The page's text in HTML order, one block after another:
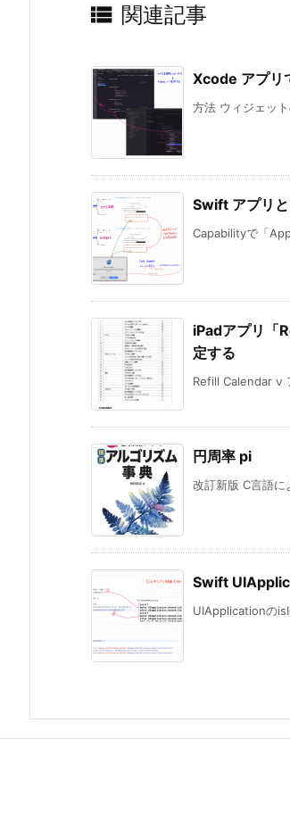
 関連記事
Xcode アプリ
方法 ウィジェッ
Swift アプリ
Capabilityで「
iPadアプリ「
定する
Refill Calendar ν
円周率 pi
改訂新版 C言語
Swift
UIApplicationの